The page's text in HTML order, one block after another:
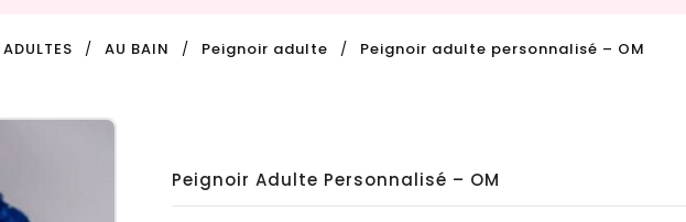
ADULTES AU BAIN Peignoir adulte Peignoir adulte personnalisé – OM
Peignoir Adulte Personnalisé – OM